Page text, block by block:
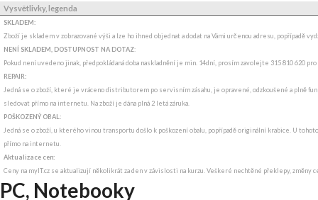
Vysvětlivky, legenda
SKLADEM:
Zboží je skladem v zobrazované výši a lze ho ihned objednat a dodat na Vámi určenou adresu, popřípadě
NENÍ SKLADEM, DOSTUPNOST NA DOTAZ:
Pokud není uvedeno jinak, předpokládaná doba naskladnění je min. 14dní, prosím zavolejte 315 810 620
REPAIR:
Jedná se o zboží, které je vráceno distributorem po servisním zásahu, je opravené, odzkoušené a plně
sledovat přímo na internetu. Na zboží je dána plná 2 letá záruka.
POŠKOZENÝ OBAL:
Jedná se o zboží, u kterého vinou transportu došlo k poškození obalu, popřípadě originální krabice. U
přímo na internetu.
Aktualizace cen:
Ceny na myIT.cz se aktualizují několikrát za den v závislosti na kurzu. Veškeré nechtěné překlepy, změny
PC, Notebooky